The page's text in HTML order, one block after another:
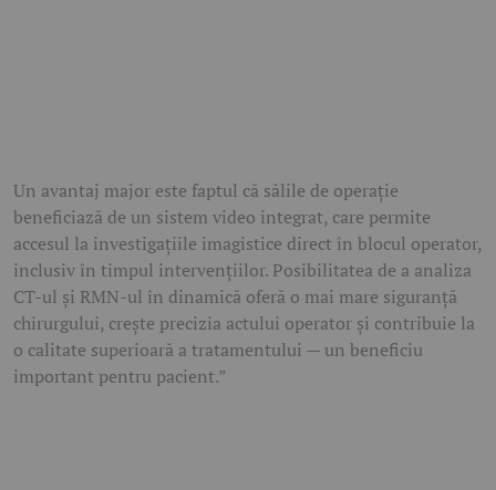
Un avantaj major este faptul că sălile de operație
beneficiază de un sistem video integrat, care permite
accesul la investigațiile imagistice direct în blocul operator,
inclusiv în timpul intervențiilor. Posibilitatea de a analiza
CT-ul și RMN-ul în dinamică oferă o mai mare siguranță
chirurgului, crește precizia actului operator și contribuie la
o calitate superioară a tratamentului — un beneficiu
important pentru pacient.”